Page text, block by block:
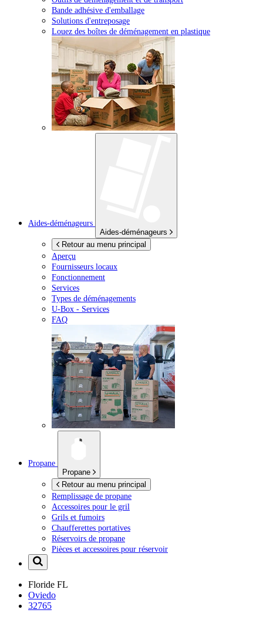
Bande adhésive d'emballage
Solutions d'entreposage
Louez des boîtes de déménagement en plastique
Aides-déménageurs
Aides-déménageurs
Retour au menu principal
Aperçu
Fournisseurs locaux
Fonctionnement
Services
Types de déménagements
U-Box - Services
FAQ
Propane
Propane
Retour au menu principal
Remplissage de propane
Accessoires pour le gril
Grils et fumoirs
Chaufferettes portatives
Réservoirs de propane
Pièces et accessoires pour réservoir
Floride FL
Oviedo
32765